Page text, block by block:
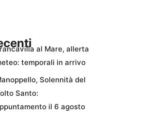
al Mare, allerta
temporali in arrivo
Solennità del
Santo:
il 6 agosto